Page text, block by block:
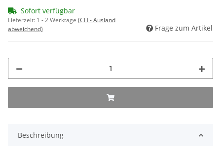
Sofort verfügbar
Lieferzeit: 1 - 2 Werktage (CH - Ausland
abweichend)
Frage zum Artikel
Beschreibung